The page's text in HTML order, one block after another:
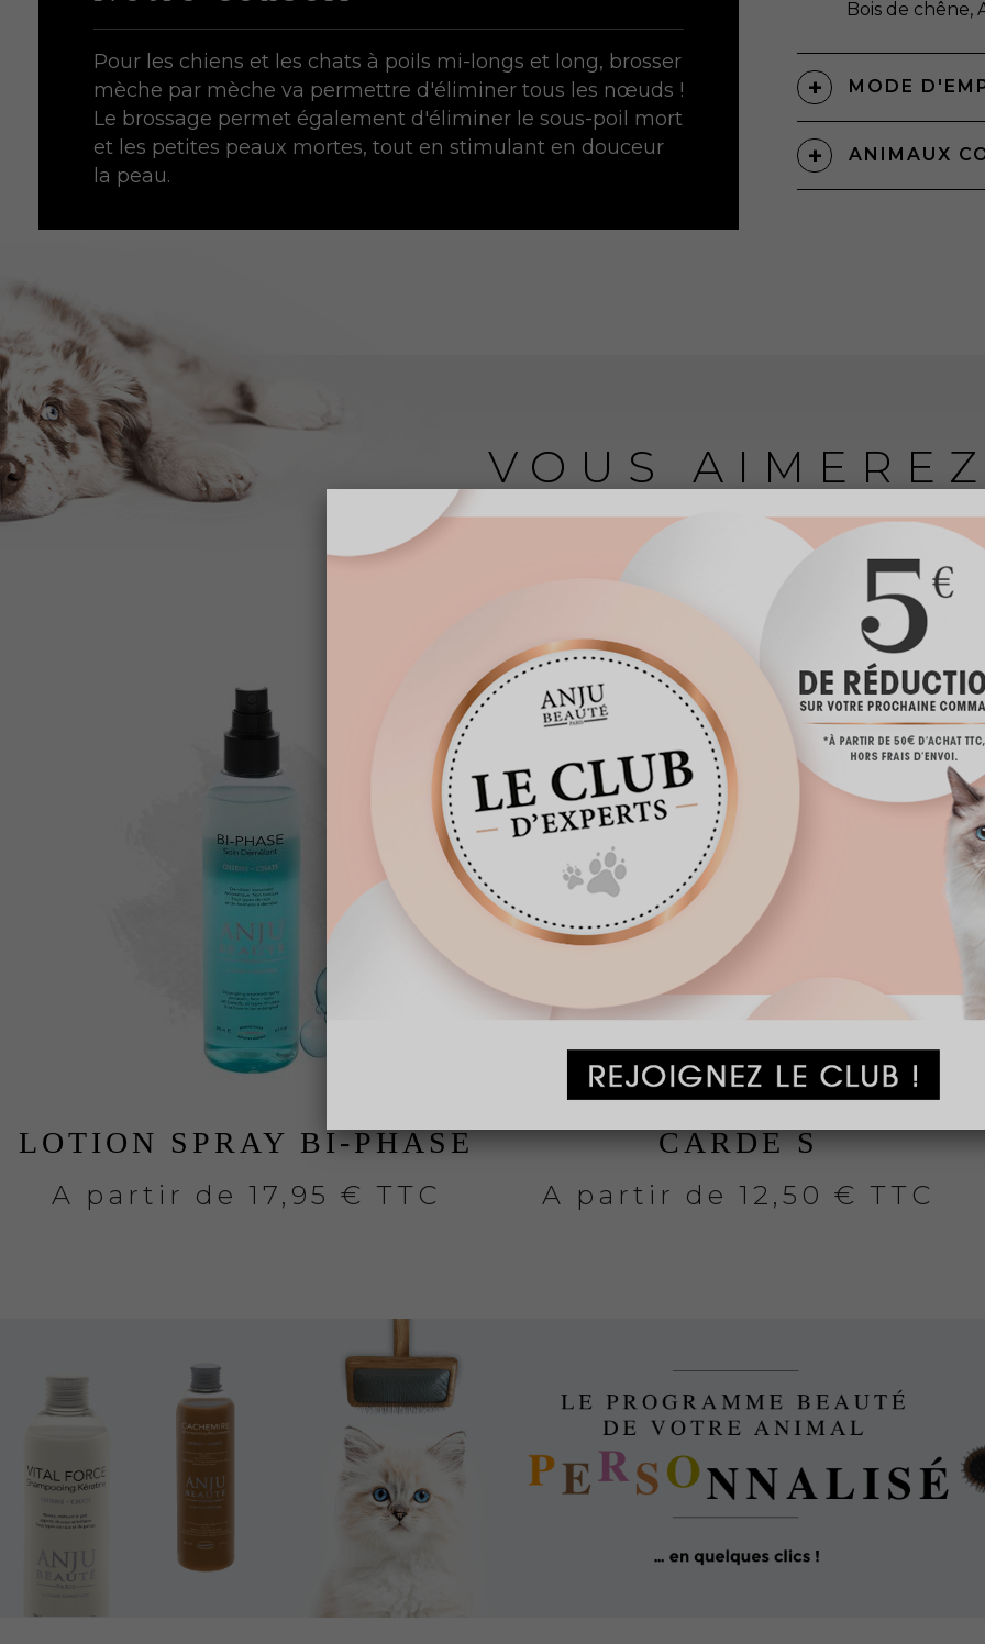
Pour les chiens et les chats à poils mi-longs et long, brosser
mèche par mèche va permettre d'éliminer tous les nœuds !
Le brossage permet également d'éliminer le sous-poil mort
et les petites peaux mortes, tout en stimulant en douceur
la peau.
Bois de chêne,
MODE
ANIMAUX
VOUS
PEUT-ÊTRE AUSSI...
LOTION SPRAY BI-PHASE
A partir de 17,95 € TTC
CARDE S
A partir de12,50 € TTC